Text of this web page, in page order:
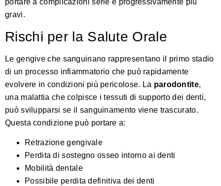
portare a complicazioni serie e progressivamente più
gravi.
Rischi per la Salute Orale
Le gengive che sanguinano rappresentano il primo stadio
di un processo infiammatorio che può rapidamente
evolvere in condizioni più pericolose. La parodontite,
una malattia che colpisce i tessuti di supporto dei denti,
può svilupparsi se il sanguinamento viene trascurato.
Questa condizione può portare a:
Retrazione gengivale
Perdita di sostegno osseo intorno ai denti
Mobilità dentale
Possibile perdita definitiva dei denti